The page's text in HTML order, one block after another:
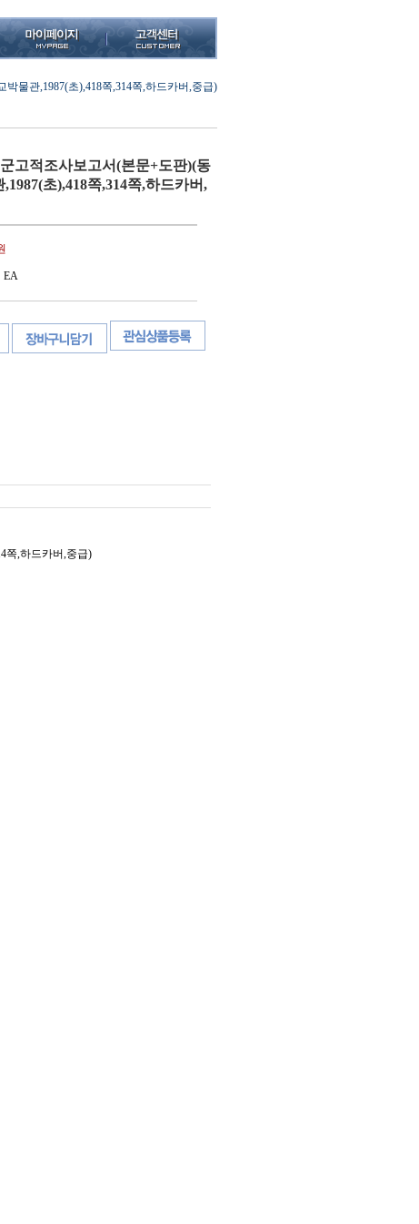
물관,1987(초),418쪽,314쪽,하드카버,중급)
고적조사보고서(본문+도판)(동
초),418쪽,314쪽,하드카버,
EA
쪽,하드카버,중급)